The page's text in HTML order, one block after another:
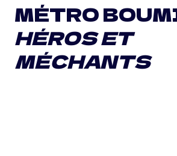
MÉTRO
HÉROS ET
MÉCHANTS